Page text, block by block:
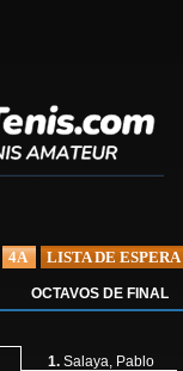
4A LISTA DE ESPERA
OCTAVOS DE FINAL
1. Salaya, Pablo